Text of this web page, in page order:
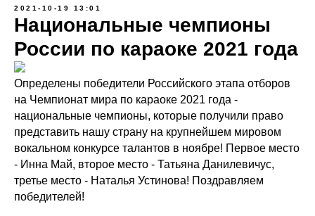
2021-10-19 13:01
Национальные чемпионы
России по караоке 2021 года
Определены победители Российского этапа отборов
на Чемпионат мира по караоке 2021 года -
национальные чемпионы, которые получили право
представить нашу страну на крупнейшем мировом
вокальном конкурсе талантов в ноябре! Первое место
- Инна Май, второе место - Татьяна Данилевичус,
третье место - Наталья Устинова! Поздравляем
победителей!